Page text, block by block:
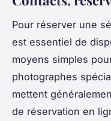
Pour réserver une
est essentiel de
moyens simples
photographes
mettent
de réservation en